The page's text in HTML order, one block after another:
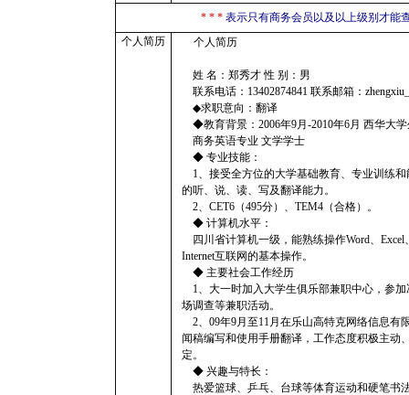
* * * 表示只有商务会员以及以上级别才能
个人简历
个人简历
姓 名：郑秀才 性 别：男
联系电话：13402874841 联系邮箱：
◆求职意向：翻译
◆教育背景：2006年9月-2010年6月 西华大
商务英语专业 文学学士
◆ 专业技能：
1、接受全方位的大学基础教育、专业训练
的听、说、读、写及翻译能力。
2、CET6（495分）、TEM4（合格）。
◆ 计算机水平：
四川省计算机一级，能熟练操作Word、Excel
Internet互联网的基本操作。
◆ 主要社会工作经历
1、大一时加入大学生俱乐部兼职中心，参
场调查等兼职活动。
2、09年9月至11月在乐山高特克网络信息有
闻稿编写和使用手册翻译，工作态度积极主动
定。
◆ 兴趣与特长：
热爱篮球、乒乓、台球等体育运动和硬笔书